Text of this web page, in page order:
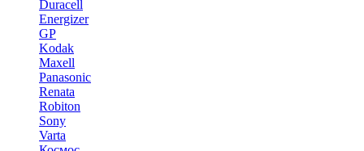
Duracell
Energizer
GP
Kodak
Maxell
Panasonic
Renata
Robiton
Sony
Varta